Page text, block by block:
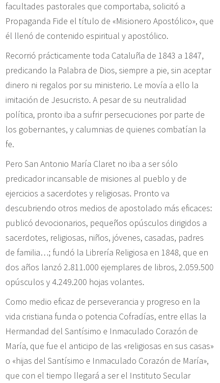
facultades pastorales que comportaba, solicitó a
Propaganda Fide el título de «Misionero Apostólico», que
él llenó de contenido espiritual y apostólico.
Recorrió prácticamente toda Cataluña de 1843 a 1847,
predicando la Palabra de Dios, siempre a pie, sin aceptar
dinero ni regalos por su ministerio. Le movía a ello la
imitación de Jesucristo. A pesar de su neutralidad
política, pronto iba a sufrir persecuciones por parte de
los gobernantes, y calumnias de quienes combatían la
fe.
Pero San Antonio María Claret no iba a ser sólo
predicador incansable de misiones al pueblo y de
ejercicios a sacerdotes y religiosas. Pronto va
descubriendo otros medios de apostolado más eficaces:
publicó devocionarios, pequeños opúsculos dirigidos a
sacerdotes, religiosas, niños, jóvenes, casadas, padres
de familia…; fundó la Librería Religiosa en 1848, que en
dos años lanzó 2.811.000 ejemplares de libros, 2.059.500
opúsculos y 4.249.200 hojas volantes.
Como medio eficaz de perseverancia y progreso en la
vida cristiana funda o potencia Cofradías, entre ellas la
Hermandad del Santísimo e Inmaculado Corazón de
María, que fue el anticipo de las «religiosas en sus casas»
o «hijas del Santísimo e Inmaculado Corazón de María»,
que con el tiempo llegará a ser el Instituto Secular